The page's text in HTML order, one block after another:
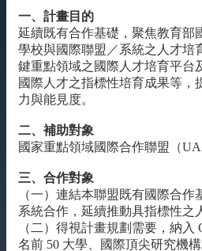
資
訊
雙
語
詞
English
新
息
關
一、計畫目的
延續既有合作基礎，聚焦教育部
學校與國際聯盟／系統之人才培
鍵重點領域之國際人才培育平台
國際人才之指標性培育成果等，
力與能見度。
二、補助對象
國家重點領域國際合作聯盟（
三、合作對象
（一）連結本聯盟既有國際合
系統合作，延續推動具指標性之
（二）得視計畫規劃需要，納入
名前 50 大學、國際頂尖研究機